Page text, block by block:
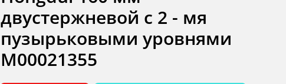
двустержневой с 2 - мя
пузырьковыми уровнями
М00021355